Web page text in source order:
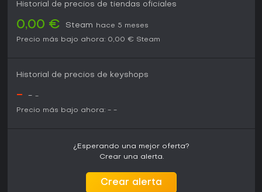
Historial de precios de tiendas oficiales
0,00 € Steam
hace 5 meses
Precio más bajo ahora: 0,00 € Steam
Historial de precios de keyshops
- - -
Precio más bajo ahora: - -
¿Esperando una mejor oferta?
Crear una alerta.
Crear alerta